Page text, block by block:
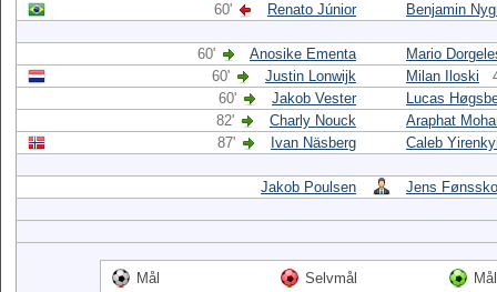
60'
Renato Júnior Benjamin
60' Anosike Ementa
Mario
60'
Justin Lonwijk Milan Iloski
60'
Jakob Vester
Lucas
82'
Charly Nouck
Araphat
87'
Ivan Näsberg Caleb
Jakob Poulsen Jens
Mål Selvmål